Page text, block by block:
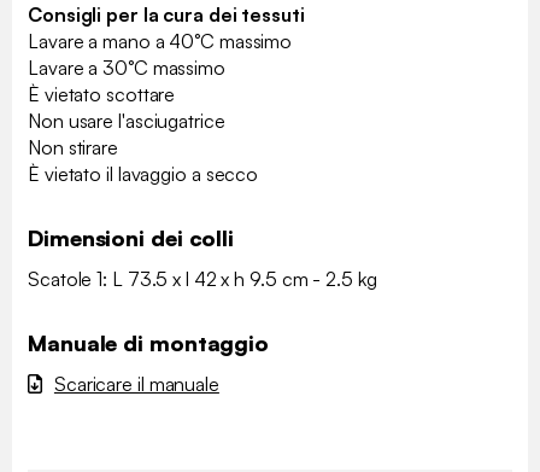
Consigli per la cura dei tessuti
Lavare a mano a 40°C massimo
Lavare a 30°C massimo
È vietato scottare
Non usare l'asciugatrice
Non stirare
È vietato il lavaggio a secco
Dimensioni dei colli
Scatole 1: L 73.5 x l 42 x h 9.5 cm - 2.5 kg
Manuale di montaggio
Scaricare il manuale